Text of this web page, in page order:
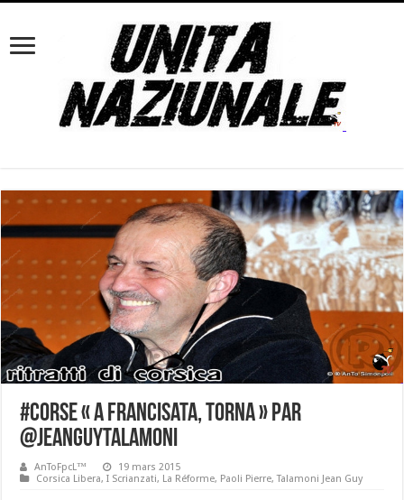
#Corse « A francisata, torna » Par
@JeanGuyTalamoni
AnToFpcL™
19 mars 2015
Corsica Libera,I Scrianzati, La Réforme, Paoli Pierre,Talamoni Jean Guy